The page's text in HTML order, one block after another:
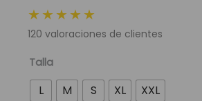
original
era:
es:
★★★★★
120 valoraciones de clientes
Talla
L M S XL XXL
Camiseta
NBA
Atlanta